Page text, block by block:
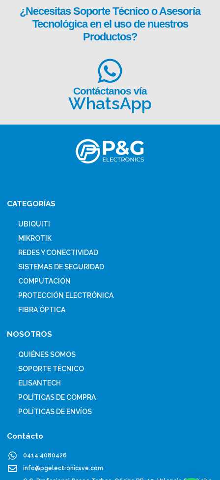
¿NecesitasSoporte Técnicoo Asesoría
Tecnológica en el uso de nuestros
Productos?
Contáctanos vía
WhatsApp
CATEGORÍAS
UBIQUITI
MIKROTIK
REDES Y CONECTIVIDAD
SISTEMAS DE SEGURIDAD
COMPUTACIÓN
PROTECCIÓN ELECTRÓNICA
FIBRA ÓPTICA
NOSOTROS
QUIÉNES SOMOS
SOPORTE TÉCNICO
ELISANTECH
POLÍTICAS DE COMPRA
POLÍTICAS DE ENVÍOS
Contácto
0414 4080426
info@pgelectronicsve.com